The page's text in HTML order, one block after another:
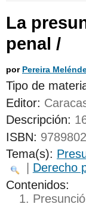
La
penal /
por Pereira
Tipo de
Editor:
Descripción:
ISBN:
Tema(s):
Derecho
Contenidos:
1.